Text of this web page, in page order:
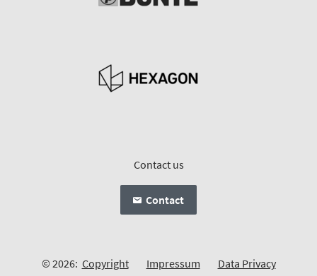
Contact us
Contact
© 2026: Copyright Impressum Data Privacy